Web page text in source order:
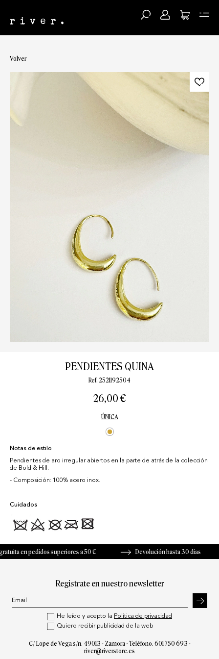
Volver
PENDIENTES QUINA
Ref. 2521192504
26,00 €
ÚNICA
Notas de estilo
Pendientes de aro irregular abiertos en la parte de atrás de la colección
de Bold & Hill.
Composición: 100% acero inox.
Cuidados
en pedidos superiores a 50 € Devolución hasta 30 días
Registrate en nuestro newsletter
He leído y acepto la Política de privacidad
Quiero recibir publicidad de la web
C/ Lope de Vega s/n. 49013 - Zamora - Teléfono. 601 750 693 -
river@riverstore.es